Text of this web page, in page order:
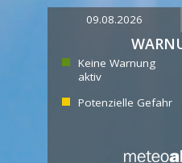
09.08.2026
Keine Warnung
aktiv
Potenzielle Gefahr